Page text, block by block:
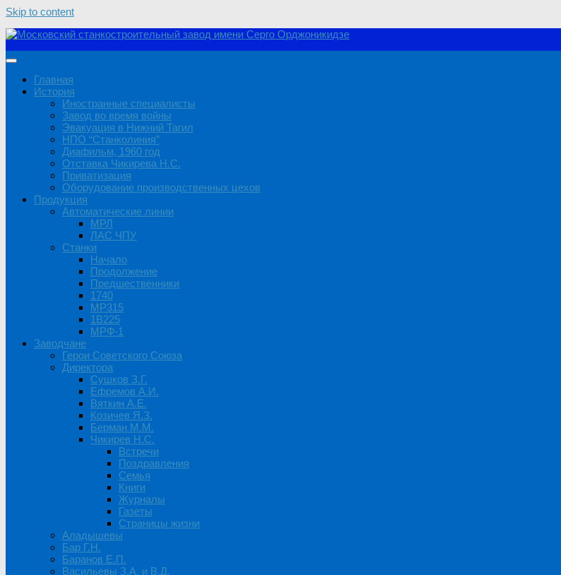
Skip to content
Главная
История
Иностранные специалисты
Завод во время войны
Эвакуация в Нижний Тагил
НПО “Станколиния”
Диафильм, 1960 год
Отставка Чикирева Н.С.
Приватизация
Оборудование производственных цехов
Продукция
Автоматические линии
МРЛ
ЛАС ЧПУ
Станки
Начало
Продолжение
Предшественники
1740
MP315
1B225
МРФ-1
Заводчане
Герои Советского Союза
Директора
Сушков З.Г.
Ефремов А.И.
Вяткин А.Е.
Козичев Я.З.
Берман М.М.
Чикирев Н.С.
Встречи
Поздравления
Семья
Книги
Журналы
Газеты
Страницы жизни
Аладышевы
Бар Г.Н.
Баранов Е.П.
Васильевы З.А. и В.Д.